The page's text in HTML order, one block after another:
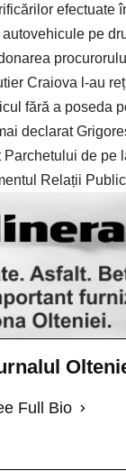
pe
Craiova l-au
fără a poseda
declarat
Parchetului de
Relații
Full Bio